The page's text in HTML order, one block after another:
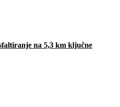
na 5,3 km ključne